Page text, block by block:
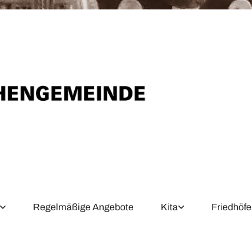
Regelmäßige Angebote Kita Friedhöfe